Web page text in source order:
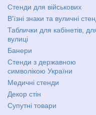
Стенди для військових
В'їзні знаки та вуличні
Таблички для кабінетів,
вулиці
Банери
Стенди з державною
символікою України
Медичні стенди
Декор стін
Супутні товари